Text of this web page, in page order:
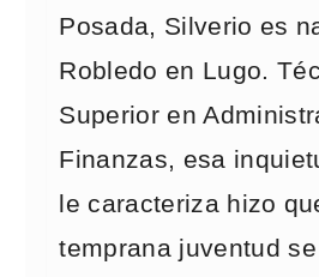
Posada, Silverio es
Robledo en Lugo.
Superior en
Finanzas, esa
le caracteriza hizo
temprana juventud